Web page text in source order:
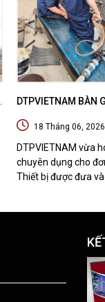
DTPVIETNAM BÀN
BỊ CÔNG NGHIỆP
18 Tháng 06, 2026
DTPVIETNAM vừa
chuyên dụng cho
Thiết bị được đưa